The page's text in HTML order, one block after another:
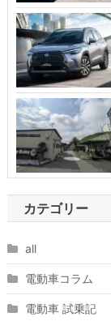
カテゴリー
all
電動車コラム
電動車 試乗記